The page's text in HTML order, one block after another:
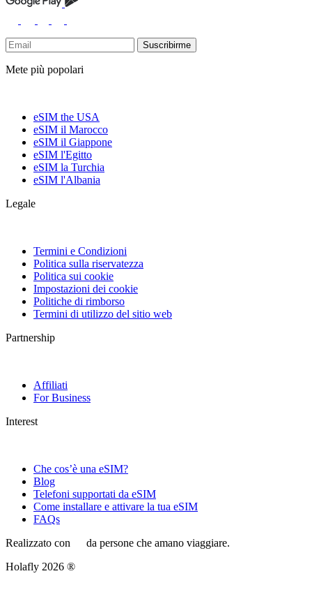
Suscribirme
Mete più popolari
eSIM the USA
eSIM il Marocco
eSIM il Giappone
eSIM l'Egitto
eSIM la Turchia
eSIM l'Albania
Legale
Termini e Condizioni
Politica sulla riservatezza
Politica sui cookie
Impostazioni dei cookie
Politiche di rimborso
Termini di utilizzo del sitio web
Partnership
Affiliati
For Business
Interest
Che cos’è una eSIM?
Blog
Telefoni supportati da eSIM
Come installare e attivare la tua eSIM
FAQs
Realizzato con
da persone che amano viaggiare.
Holafly 2026 ®